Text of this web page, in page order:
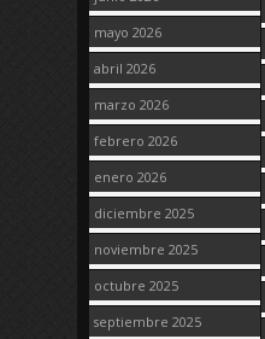
mayo 2026
abril 2026
marzo 2026
febrero 2026
enero 2026
diciembre 2025
noviembre 2025
octubre 2025
septiembre 2025